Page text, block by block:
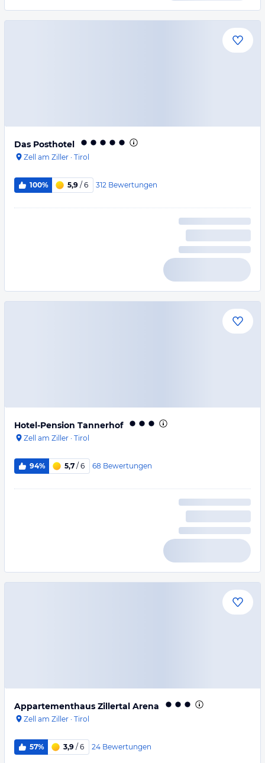
Das Posthotel
Zell am Ziller · Tirol
100% 5,9 / 6 312 Bewertungen
Hotel-Pension Tannerhof
Zell am Ziller · Tirol
94% 5,7 / 6 68 Bewertungen
Appartementhaus Zillertal Arena
Zell am Ziller · Tirol
57% 3,9 / 6 24 Bewertungen